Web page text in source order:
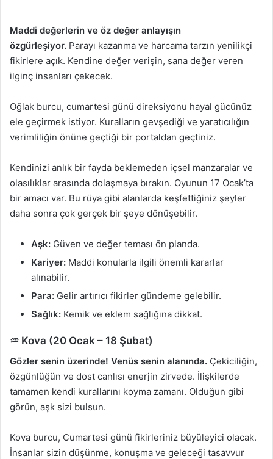
Maddi değerlerin ve öz değer anlayışın
özgürleşiyor. Parayı kazanma ve harcama tarzın yenilikçi
fikirlere açık. Kendine değer verişin, sana değer veren
ilginç insanları çekecek.
Oğlak burcu, cumartesi günü direksiyonu hayal gücünüz
ele geçirmek istiyor. Kuralların gevşediği ve yaratıcılığın
verimliliğin önüne geçtiği bir portaldan geçtiniz.
Kendinizi anlık bir fayda beklemeden içsel manzaralar ve
olasılıklar arasında dolaşmaya bırakın. Oyunun 17 Ocak’ta
bir amacı var. Bu rüya gibi alanlarda keşfettiğiniz şeyler
daha sonra çok gerçek bir şeye dönüşebilir.
Aşk: Güven ve değer teması ön planda.
Kariyer: Maddi konularla ilgili önemli kararlar
alınabilir.
Para: Gelir artırıcı fikirler gündeme gelebilir.
Sağlık: Kemik ve eklem sağlığına dikkat.
♒ Kova (20 Ocak – 18 Şubat)
Gözler senin üzerinde! Venüs senin alanında. Çekiciliğin,
özgünlüğün ve dost canlısı enerjin zirvede. İlişkilerde
tamamen kendi kurallarını koyma zamanı. Olduğun gibi
görün, aşk sizi bulsun.
Kova burcu, Cumartesi günü fikirleriniz büyüleyici olacak.
İnsanlar sizin düşünme, konuşma ve geleceği tasavvur